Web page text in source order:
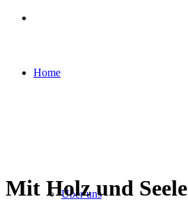
Home
Über uns
Mit Holz und Seele